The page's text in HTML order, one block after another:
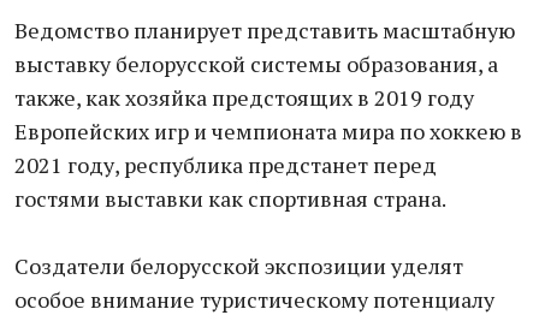
Ведомство планирует представить масштабную
выставку белорусской системы образования, а
также, как хозяйка предстоящих в 2019 году
Европейских игр и чемпионата мира по хоккею в
2021 году, республика предстанет перед
гостями выставки как спортивная страна.
Создатели белорусской экспозиции уделят
особое внимание туристическому потенциалу